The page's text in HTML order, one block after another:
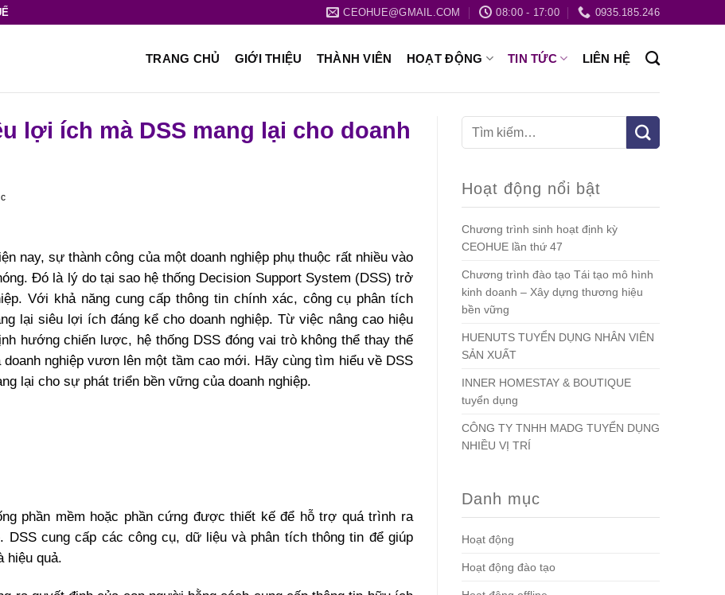
CEOHUE@GMAIL.COM 08:00 - 17:00 0935.185.246
TRANG CHỦ GIỚI THIỆU THÀNH VIÊN HOẠT ĐỘNG TIN TỨC LIÊN HỆ
lợi ích mà DSS mang lại cho doanh
nay, sự thành công của một doanh nghiệp phụ thuộc rất nhiều vào
Đó là lý do tại sao hệ thống Decision Support System (DSS) trở
Với khả năng cung cấp thông tin chính xác, công cụ phân tích
lại siêu lợi ích đáng kể cho doanh nghiệp. Từ việc nâng cao hiệu
hướng chiến lược, hệ thống DSS đóng vai trò không thể thay thế
nghiệp vươn lên một tầm cao mới. Hãy cùng tìm hiểu về DSS
lại cho sự phát triển bền vững của doanh nghiệp.
phần mềm hoặc phần cứng được thiết kế để hỗ trợ quá trình ra
DSS cung cấp các công cụ, dữ liệu và phân tích thông tin để giúp
hiệu quả.
Hoạt động nổi bật
Chương trình sinh hoạt định kỳ
CEOHUE lần thứ 47
Chương trình đào tạo Tái tạo mô hình
kinh doanh – Xây dựng thương hiệu
bền vững
HUENUTS TUYỂN DỤNG NHÂN VIÊN
SẢN XUẤT
INNER HOMESTAY & BOUTIQUE
tuyển dụng
CÔNG TY TNHH MADG TUYỂN DỤNG
NHIỀU VỊ TRÍ
Danh mục
Hoạt động
Hoạt động đào tạo